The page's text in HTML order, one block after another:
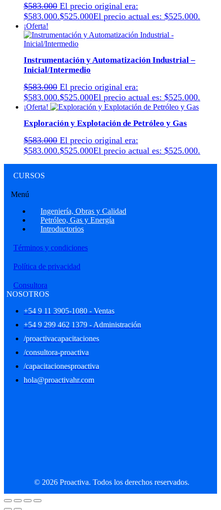
$583.000 El precio original era:
$583.000.$525.000El precio actual es: $525.000.
¡Oferta!
Instrumentación y Automatización Industrial –
Inicial/Intermedio
$583.000 El precio original era:
$583.000.$525.000El precio actual es: $525.000.
¡Oferta!
Exploración y Explotación de Petróleo y Gas
$583.000 El precio original era:
$583.000.$525.000El precio actual es: $525.000.
CURSOS
Menú
Ingeniería, Obras y Calidad
Petróleo, Gas y Energía
Introductorios
Términos y condiciones
Política de privacidad
Consultora
NOSOTROS
+54 9 11 3905-1080 - Ventas
+54 9 299 462 1379 - Administración
/proactivacapacitaciones
/consultora-proactiva
/capacitacionesproactiva
hola@proactivahr.com
© 2026 Proactiva. Todos los derechos reservados.